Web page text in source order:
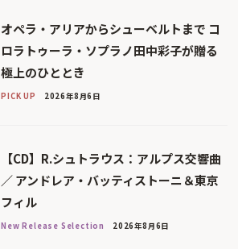
オペラ・アリアからシューベルトまで コ
ロラトゥーラ・ソプラノ田中彩子が贈る
極上のひととき
PICK UP 2026年8月6日
【CD】R.シュトラウス：アルプス交響曲
／ アンドレア・バッティストーニ＆東京
フィル
New Release Selection 2026年8月6日